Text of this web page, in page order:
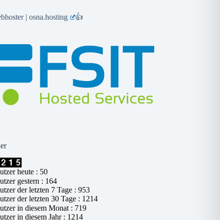
| osna.hosting 👍
heute : 50
gestern : 164
der letzten 7 Tage : 953
der letzten 30 Tage : 1214
in diesem Monat : 719
in diesem Jahr : 1214